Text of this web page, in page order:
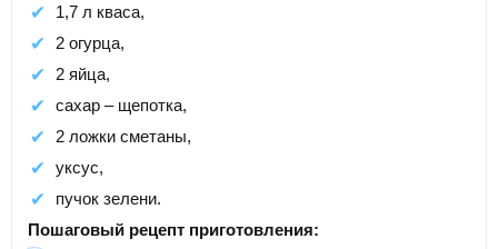
1,7 л кваса,
2 огурца,
2 яйца,
сахар – щепотка,
2 ложки сметаны,
уксус,
пучок зелени.
Пошаговый рецепт приготовления: